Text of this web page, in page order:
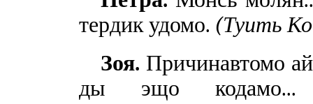
тердик удомо. (Туить
Зоя. Причинавтомо
ды эщо кодамо...